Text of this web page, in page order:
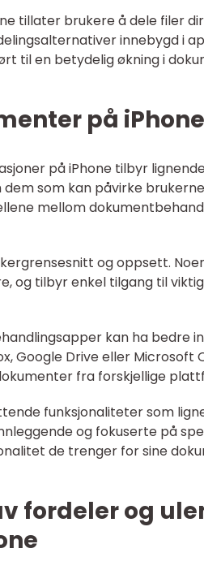
tillater brukere å dele filer
innebygd i
til en betydelig økning i
på iPhone
på iPhone tilbyr
som kan påvirke
mellom
og oppsett.
og tilbyr enkel tilgang til
kan ha bedre
Google Drive eller Microsoft
fra forskjellige
funksjonaliteter som
og fokuserte på
de trenger for sine
fordeler og